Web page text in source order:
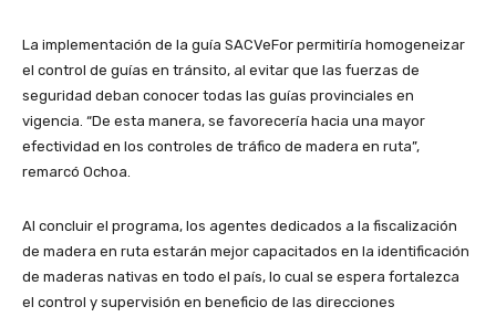
La implementación de la guía SACVeFor permitiría homogeneizar
el control de guías en tránsito, al evitar que las fuerzas de
seguridad deban conocer todas las guías provinciales en
vigencia. “De esta manera, se favorecería hacia una mayor
efectividad en los controles de tráfico de madera en ruta”,
remarcó Ochoa.
Al concluir el programa, los agentes dedicados a la fiscalización
de madera en ruta estarán mejor capacitados en la identificación
de maderas nativas en todo el país, lo cual se espera fortalezca
el control y supervisión en beneficio de las direcciones